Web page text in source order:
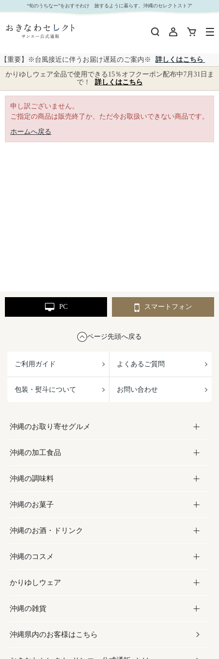
｜おきなわセレクト サンエー公式通販
“旬のうちなー”をおすそわけ 旅するように暮らす、沖縄のセレクトストア
【重要】※台風接近に伴うお届け遅延のご案内※
詳しくはこちら
かりゆしウェア全品で使用できる15％オフクーポン配布中7月31日ま
で！
詳しくはこちら
申し訳ございません。
ご指定の商品は販売終了か、ただ今お取扱いできない商品です。
ホームへ戻る
PC スマートフォン
ページ先頭へ戻る
ご利用ガイド よくあるご質問
包装・熨斗について お問い合わせ
沖縄のお取り寄せグルメ
お取り寄せグルメ
フルーツ・野菜
お肉
海産物
沖縄の加工食品
加工食品
缶詰／パウチ
沖縄料理
沖縄そば／乾麺
レトルト食品
乾物／粉類
沖縄の調味料
調味料
砂糖／黒砂糖
塩
お酢／ドレッシング
しょうゆ
みそ
沖縄のお菓子
お菓子
黒糖
ちんすこう
伝統菓子
スナック
沖縄のお酒・ドリンク
お酒・ドリンク
泡盛
ビール・チューハイ
ワイン・ウィスキー・カクテル
沖縄のコスメ
コスメ
スキンケア
ボディケア
かりゆしウェア
かりゆしウェア
メンズ
沖縄の雑貨
雑貨
沖縄県内のお客様はこちら